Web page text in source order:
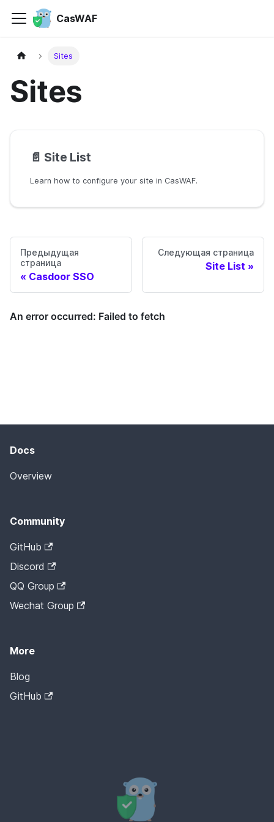
CasWAF
Sites
Sites
📄️ Site List
Learn how to configure your site in CasWAF.
Предыдущая
страница
Casdoor SSO
Следующая страница
Site List
Docs
Overview
Community
GitHub
Discord
QQ Group
Wechat Group
More
Blog
GitHub